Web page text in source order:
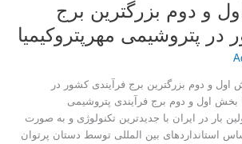
و دوم بزرگترین برج
در پتروشیمی مهرپتروکیمیا
و دوم بزرگترین برج فرآیندی کشور در
بخش اول و دوم برج فرآیندی پتروشیمی
بار در ایران با جدیدترین تکنولوژی و به صورت
استانداردهای بین المللی توسط دستان پرتوان